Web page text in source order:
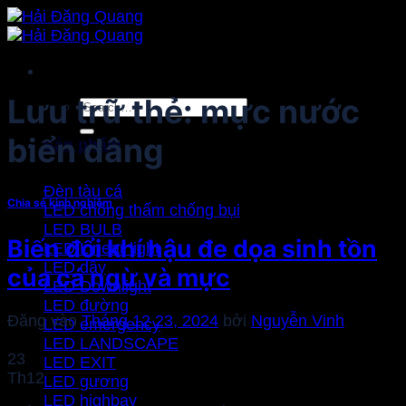
Bỏ
qua
dung
Search
for:
Sản phẩm
Đèn tàu cá
LED chống thấm chống bụi
LED BULB
LED Linear light
LED dây
LED Downlight
LED đường
LED emergency
LED LANDSCAPE
LED EXIT
LED gương
LED highbay
Lưu trữ thẻ:mực nước
biển dâng
Chia sẻ kinh nghiệm
Biến đổi khí hậu đe dọa sinh tồn
của cá ngừ và mực
Đăng vàoTháng 12 23, 2024 bởi Nguyễn Vinh
23
Th12